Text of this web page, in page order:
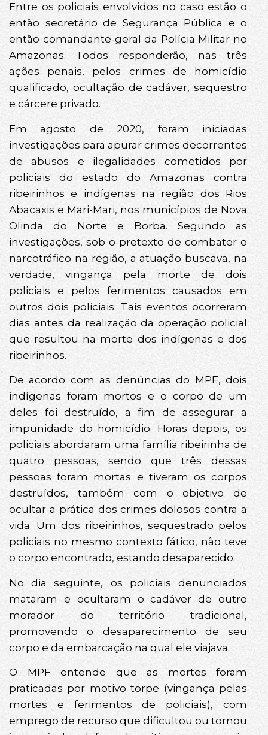
Entre os policiais envolvidos no caso estão o
então secretário de Segurança Pública e o
então comandante-geral da Polícia Militar no
Amazonas. Todos responderão, nas três
ações penais, pelos crimes de homicídio
qualificado, ocultação de cadáver, sequestro
e cárcere privado.
Em agosto de 2020, foram iniciadas
investigações para apurar crimes decorrentes
de abusos e ilegalidades cometidos por
policiais do estado do Amazonas contra
ribeirinhos e indígenas na região dos Rios
Abacaxis e Mari-Mari, nos municípios de Nova
Olinda do Norte e Borba. Segundo as
investigações, sob o pretexto de combater o
narcotráfico na região, a atuação buscava, na
verdade, vingança pela morte de dois
policiais e pelos ferimentos causados em
outros dois policiais. Tais eventos ocorreram
dias antes da realização da operação policial
que resultou na morte dos indígenas e dos
ribeirinhos.
De acordo com as denúncias do MPF, dois
indígenas foram mortos e o corpo de um
deles foi destruído, a fim de assegurar a
impunidade do homicídio. Horas depois, os
policiais abordaram uma família ribeirinha de
quatro pessoas, sendo que três dessas
pessoas foram mortas e tiveram os corpos
destruídos, também com o objetivo de
ocultar a prática dos crimes dolosos contra a
vida. Um dos ribeirinhos, sequestrado pelos
policiais no mesmo contexto fático, não teve
o corpo encontrado, estando desaparecido.
No dia seguinte, os policiais denunciados
mataram e ocultaram o cadáver de outro
morador do território tradicional,
promovendo o desaparecimento de seu
corpo e da embarcação na qual ele viajava.
O MPF entende que as mortes foram
praticadas por motivo torpe (vingança pelas
mortes e ferimentos de policiais), com
emprego de recurso que dificultou ou tornou